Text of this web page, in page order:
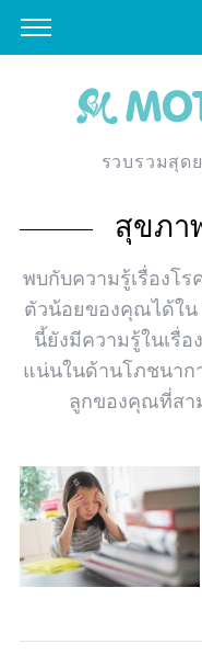
รวบรวมสุด
สุขภา
พบกับความรู้เรื่องโร
ตัวน้อยของคุณได้ใน
นี้ยังมีความรู้ในเรื่
แน่นในด้านโภชนาก
ลูกของคุณที่สา